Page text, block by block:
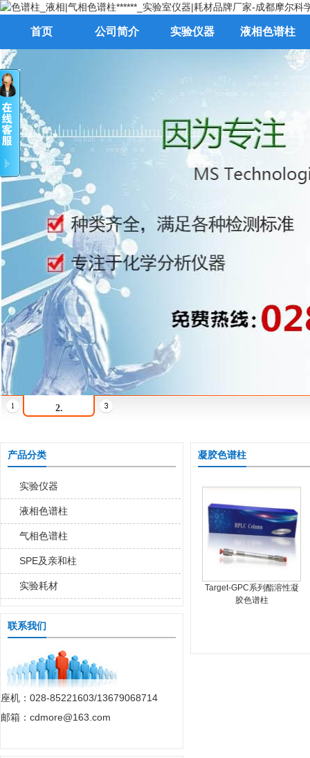
首页 公司简介 实验仪器 液相色谱柱
2.
产品分类
实验仪器
液相色谱柱
气相色谱柱
SPE及亲和柱
实验耗材
联系我们
座机：028-85221603/13679068714
邮箱：cdmore@163.com
凝胶色谱柱
Target-GPC系列酯溶性凝
胶色谱柱